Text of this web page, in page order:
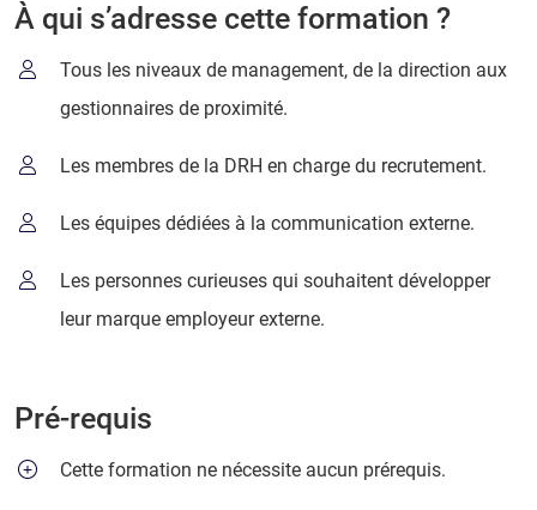
À qui s’adresse cette formation ?
Tous les niveaux de management, de la direction aux
gestionnaires de proximité.
Les membres de la DRH en charge du recrutement.
Les équipes dédiées à la communication externe.
Les personnes curieuses qui souhaitent développer
leur marque employeur externe.
Pré-requis
Cette formation ne nécessite aucun prérequis.